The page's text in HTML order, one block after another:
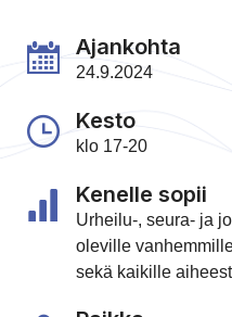
Ajankohta
24.9.2024
Kesto
klo 17-20
Kenelle sopii
Urheilu-, seura- ja
oleville
sekä kaikille